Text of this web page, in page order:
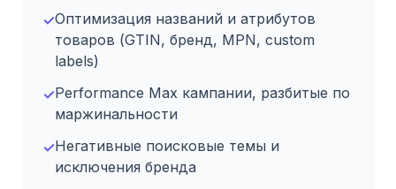
✓Оптимизация названий и атрибутов
товаров (GTIN, бренд, MPN, custom
labels)
✓Performance Max кампании, разбитые по
маржинальности
✓Негативные поисковые темы и
исключения бренда